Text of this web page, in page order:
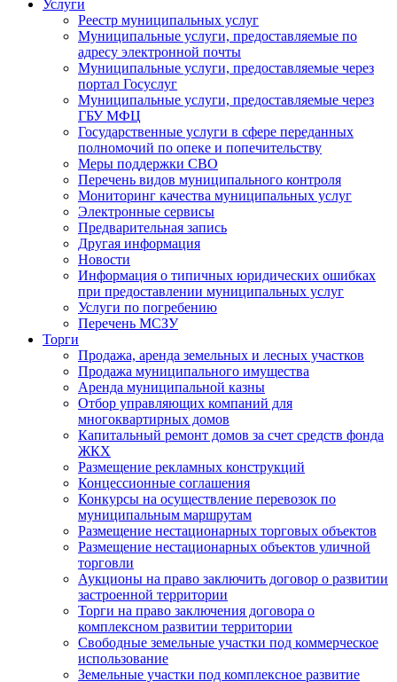
Услуги
Реестр муниципальных услуг
Муниципальные услуги, предоставляемые по
адресу электронной почты
Муниципальные услуги, предоставляемые через
портал Госуслуг
Муниципальные услуги, предоставляемые через
ГБУ МФЦ
Государственные услуги в сфере переданных
полномочий по опеке и попечительству
Меры поддержки СВО
Перечень видов муниципального контроля
Мониторинг качества муниципальных услуг
Электронные сервисы
Предварительная запись
Другая информация
Новости
Информация о типичных юридических ошибках
при предоставлении муниципальных услуг
Услуги по погребению
Перечень МСЗУ
Торги
Продажа, аренда земельных и лесных участков
Продажа муниципального имущества
Аренда муниципальной казны
Отбор управляющих компаний для
многоквартирных домов
Капитальный ремонт домов за счет средств фонда
ЖКХ
Размещение рекламных конструкций
Концессионные соглашения
Конкурсы на осуществление перевозок по
муниципальным маршрутам
Размещение нестационарных торговых объектов
Размещение нестационарных объектов уличной
торговли
Аукционы на право заключить договор о развитии
застроенной территории
Торги на право заключения договора о
комплексном развитии территории
Свободные земельные участки под коммерческое
использование
Земельные участки под комплексное развитие